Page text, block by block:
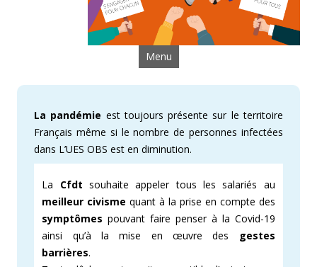
Menu Aller au contenu
La pandémie est toujours présente sur le territoire
Français même si le nombre de personnes infectées
dans L’UES OBS est en diminution.
La Cfdt souhaite appeler tous les salariés au
meilleur civismequant à la prise en compte des
symptômespouvant faire penser à la Covid-19
ainsi qu’à la mise en œuvre des gestes
barrières.